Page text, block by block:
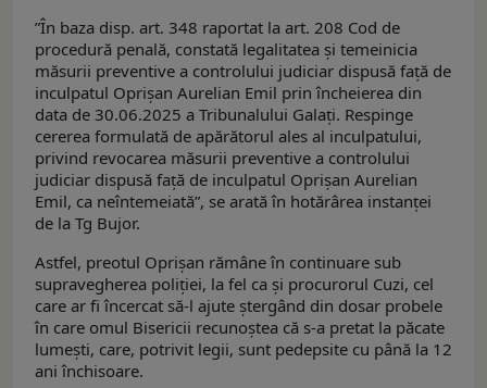
”În baza disp. art. 348 raportat la art. 208 Cod de
procedură penală, constată legalitatea şi temeinicia
măsurii preventive a controlului judiciar dispusă faţă de
inculpatul Oprişan Aurelian Emil prin încheierea din
data de 30.06.2025 a Tribunalului Galaţi. Respinge
cererea formulată de apărătorul ales al inculpatului,
privind revocarea măsurii preventive a controlului
judiciar dispusă faţă de inculpatul Oprişan Aurelian
Emil, ca neîntemeiată”, se arată în hotărârea instanței
de la Tg Bujor.
Astfel, preotul Oprișan rămâne în continuare sub
supravegherea poliției, la fel ca și procurorul Cuzi, cel
care ar fi încercat să-l ajute ștergând din dosar probele
în care omul Bisericii recunoștea că s-a pretat la păcate
lumești, care, potrivit legii, sunt pedepsite cu până la 12
ani închisoare.